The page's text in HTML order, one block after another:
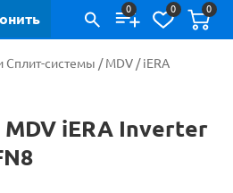
0 0 0
Сплит-системы /MDV /iERA
iERA Inverter